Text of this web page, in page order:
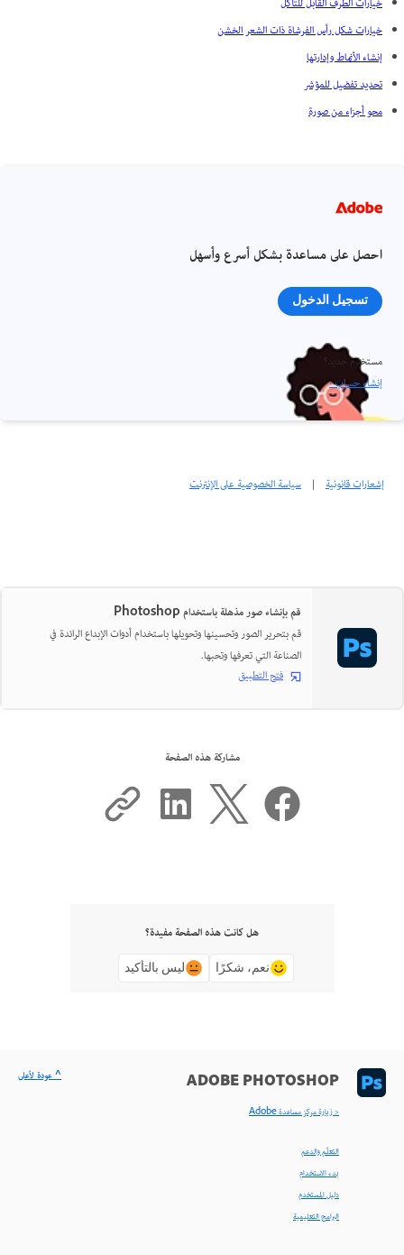
خيارات شكل رأس الفرشاة ذات الشعر الخشن
إنشاء الأنماط وإدارتها
تحديد تفضيل للمؤشر
محو أجزاء من صورة
احصل على مساعدة بشكل أسرع وأسهل
تسجيل الدخول
مستخدم جديد؟
إنشاء حساب ›
إشعارات قانونية | سياسة الخصوصية على الإنترنت
قم بإنشاء صور مذهلة باستخدام Photoshop
قم بتحرير الصور وتحسينها وتحويلها باستخدام أدوات الإبداع الرائدة في
الصناعة التي تعرفها وتحبها.
فتح التطبيق
مشاركة هذه الصفحة
هل كانت هذه الصفحة مفيدة؟
نعم، شكرًا ليس بالتأكيد
ADOBE PHOTOSHOP
< زيارة مركز مساعدة Adobe
التعلّم والدعم
بدء الاستخدام
دليل المستخدم
البرامج التعليمية
^ عودة لأعلى